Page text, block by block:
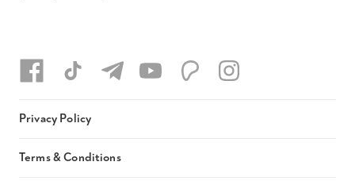
Privacy Policy
Terms & Conditions